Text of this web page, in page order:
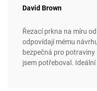
David Brown
Řezací prkna na míru
odpovídají mému
bezpečná pro
jsem potřeboval.